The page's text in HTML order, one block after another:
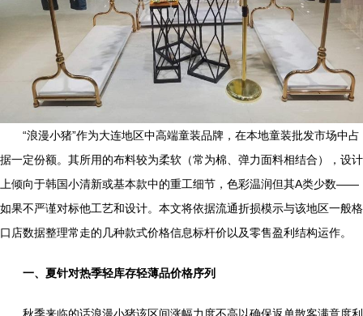
“浪漫小猪”作为大连地区中高端童装品牌，在本地童装批发市场中占
据一定份额。其所用的布料较为柔软（常为棉、弹力面料相结合），设计
上倾向于韩国小清新或基本款中的重工细节，色彩温润但其A类少数——
如果不严谨对标他工艺和设计。本文将依据流通折损模示与该地区一般格
口店数据整理常走的几种款式价格信息标杆价以及零售盈利结构运作。
一、夏针对热季轻库存轻薄品价格序列